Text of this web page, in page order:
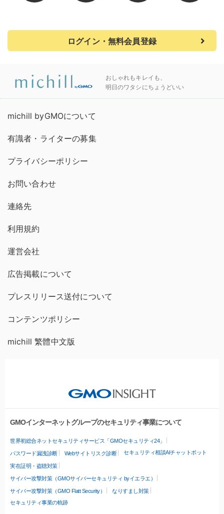
ログイン・無料会員登録
おしゃれもキレイも、
明日のワタシにちょうどいい
michill byGMOについて
有識者・ライターの募集
プライバシーポリシー
お問い合わせ
連絡先
利用規約
運営会社
広告掲載について
プレスリリース送付について
コンテンツポリシー
michill 繁體中文版
GMOインターネットグループのセキュリティ事業について
世界初総合ネットセキュリティサービス「GMOセキュリティ24」
パスワード漏洩診断 Webサイトリスク診断 セキュリティ相談AIチャットボット
実在証明・盗聴対策
サイバー攻撃対策（GMOサイバーセキュリティ byイエラエ）
サイバー攻撃対策（GMO Flatt Security）
なりすまし対策
セキュリティ事業の軌跡